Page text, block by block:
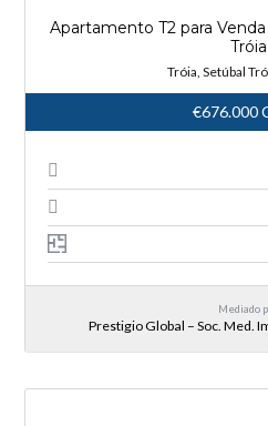
Apartamento T2 para
Tróia
Tróia, Setúbal
€676.000
Mediado
Prestigio Global – Soc. Med.